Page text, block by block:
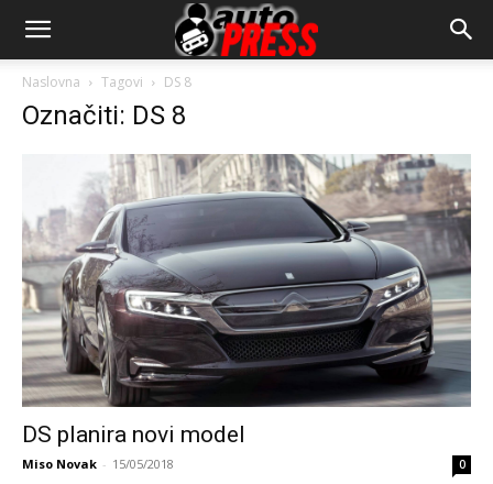
AutopressHR
Naslovna Tagovi DS 8
Označiti: DS 8
DS planira novi model
Miso Novak - 15/05/2018 0